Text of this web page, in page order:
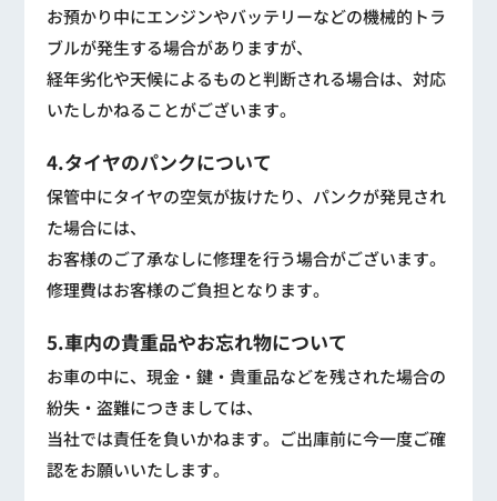
お預かり中にエンジンやバッテリーなどの機械的トラ
ブルが発生する場合がありますが、
経年劣化や天候によるものと判断される場合は、対応
いたしかねることがございます。
4.タイヤのパンクについて
保管中にタイヤの空気が抜けたり、パンクが発見され
た場合には、
お客様のご了承なしに修理を行う場合がございます。
修理費はお客様のご負担となります。
5.車内の貴重品やお忘れ物について
お車の中に、現金・鍵・貴重品などを残された場合の
紛失・盗難につきましては、
当社では責任を負いかねます。ご出庫前に今一度ご確
認をお願いいたします。